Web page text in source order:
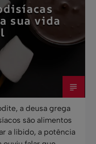
sua vida
a deusa grega
são alimentos
a libido, a potência